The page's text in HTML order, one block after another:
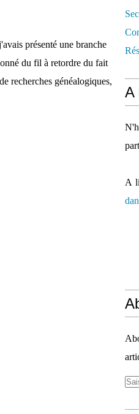
présenté une branche
du fil à retordre du fait
recherches généalogiques,
A
A